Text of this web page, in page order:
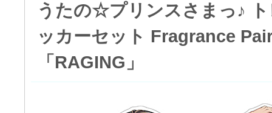
うたの☆プリンスさまっ♪
ッカーセット Fragrance
「RAGING」